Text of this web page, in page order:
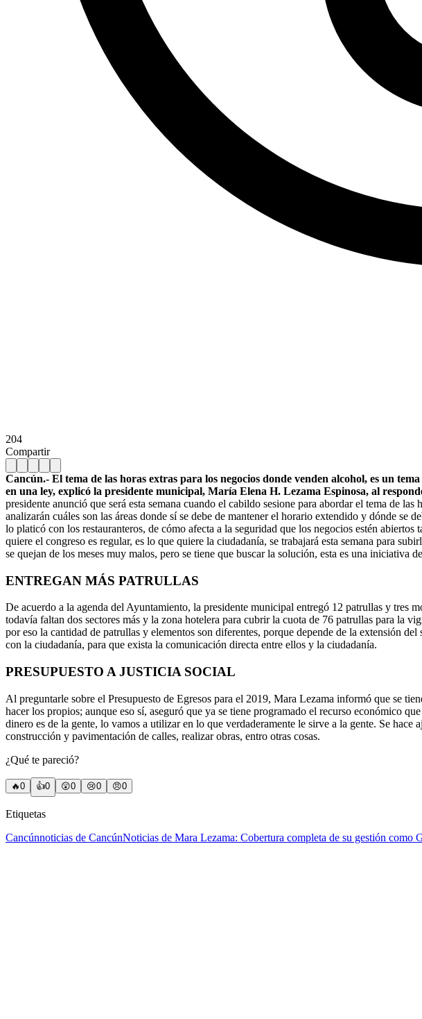
204
Compartir
Cancún.- El tema de las horas extras para los negocios donde venden alcohol, es un
en una ley, explicó la presidente municipal, María Elena H. Lezama Espinosa, al
presidente anunció que será esta semana cuando el cabildo sesione para abordar el tema de
analizarán cuáles son las áreas donde sí se debe de mantener el horario extendido y dónde se
lo platicó con los restauranteros, de cómo afecta a la seguridad que los negocios estén
quiere el congreso es regular, es lo que quiere la ciudadanía, se trabajará esta semana para
se quejan de los meses muy malos, pero se tiene que buscar la solución, esta es una iniciativa
ENTREGAN MÁS PATRULLAS
De acuerdo a la agenda del Ayuntamiento, la presidente municipal entregó 12 patrullas y tres
todavía faltan dos sectores más y la zona hotelera para cubrir la cuota de 76 patrullas para la
por eso la cantidad de patrullas y elementos son diferentes, porque depende de la extensión
con la ciudadanía, para que exista la comunicación directa entre ellos y la ciudadanía.
PRESUPUESTO A JUSTICIA SOCIAL
Al preguntarle sobre el Presupuesto de Egresos para el 2019, Mara Lezama informó que se
hacer los propios; aunque eso sí, aseguró que ya se tiene programado el recurso económico
dinero es de la gente, lo vamos a utilizar en lo que verdaderamente le sirve a la gente. Se
construcción y pavimentación de calles, realizar obras, entro otras cosas.
¿Qué te pareció?
🔥0 👍0 😲0 😢0 😠0
Etiquetas
Cancúnnoticias de CancúnNoticias de Mara Lezama: Cobertura completa de su gestión como